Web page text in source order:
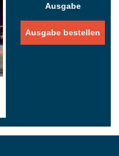
Ausgabe
Ausgabe bestellen